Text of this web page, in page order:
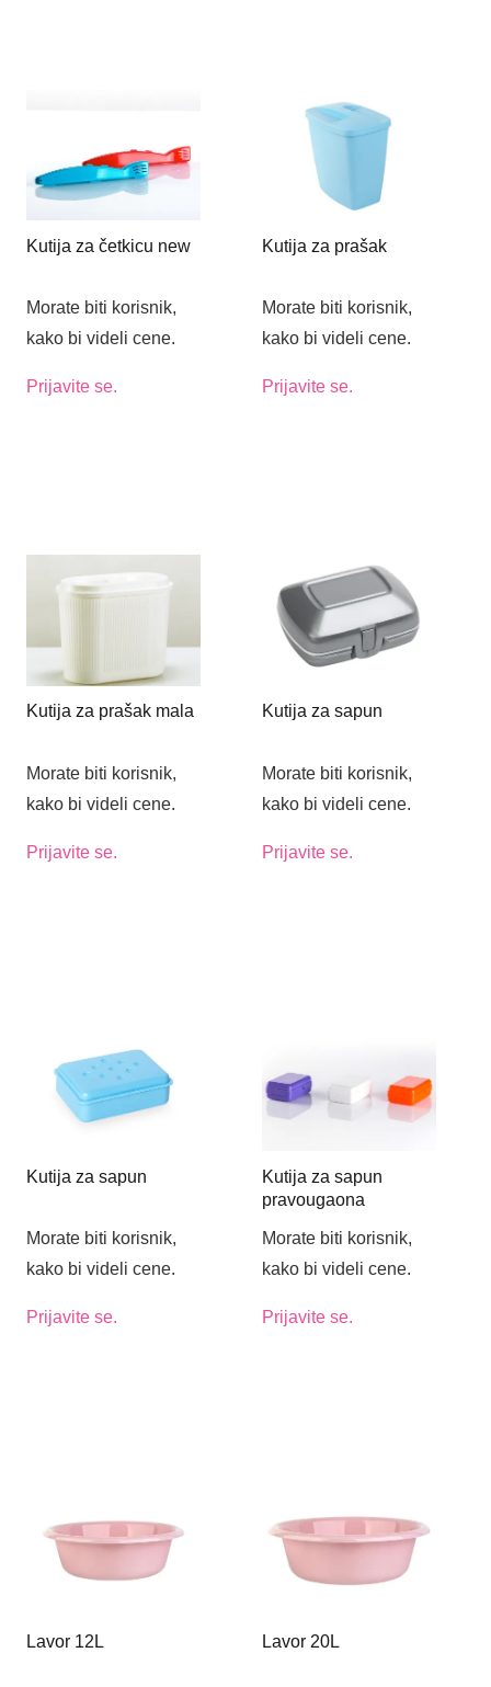
Kutija za četkicu new
Morate biti korisnik,
kako bi videli cene.
Prijavite se.
Kutija za prašak
Morate biti korisnik,
kako bi videli cene.
Prijavite se.
Kutija za prašak mala
Morate biti korisnik,
kako bi videli cene.
Prijavite se.
Kutija za sapun
Morate biti korisnik,
kako bi videli cene.
Prijavite se.
Kutija za sapun
Morate biti korisnik,
kako bi videli cene.
Prijavite se.
Kutija za sapun
pravougaona
Morate biti korisnik,
kako bi videli cene.
Prijavite se.
Lavor 12L Lavor 20L